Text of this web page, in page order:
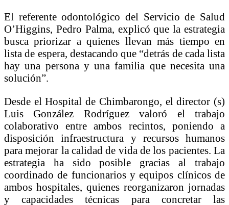
El referente odontológico del Servicio de Salud
O’Higgins, Pedro Palma, explicó que la estrategia
busca priorizar a quienes llevan más tiempo en
lista de espera, destacando que “detrás de cada lista
hay una persona y una familia que necesita una
solución”.
Desde el Hospital de Chimbarongo, el director (s)
Luis González Rodríguez valoró el trabajo
colaborativo entre ambos recintos, poniendo a
disposición infraestructura y recursos humanos
para mejorar la calidad de vida de los pacientes. La
estrategia ha sido posible gracias al trabajo
coordinado de funcionarios y equipos clínicos de
ambos hospitales, quienes reorganizaron jornadas
y capacidades técnicas para concretar las